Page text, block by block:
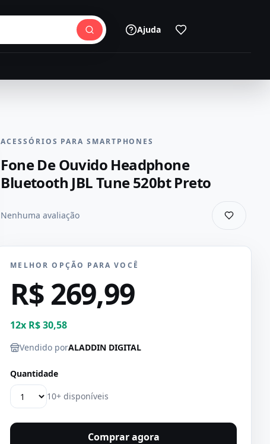
Ajuda
ACESSÓRIOS PARA SMARTPHONES
Fone De Ouvido Headphone
Bluetooth JBL Tune 520bt Preto
Nenhuma avaliação
MELHOR OPÇÃO PARA VOCÊ
R$ 269,99
12x R$ 30,58
Vendido porALADDIN DIGITAL
Quantidade
10+ disponíveis
Comprar agora